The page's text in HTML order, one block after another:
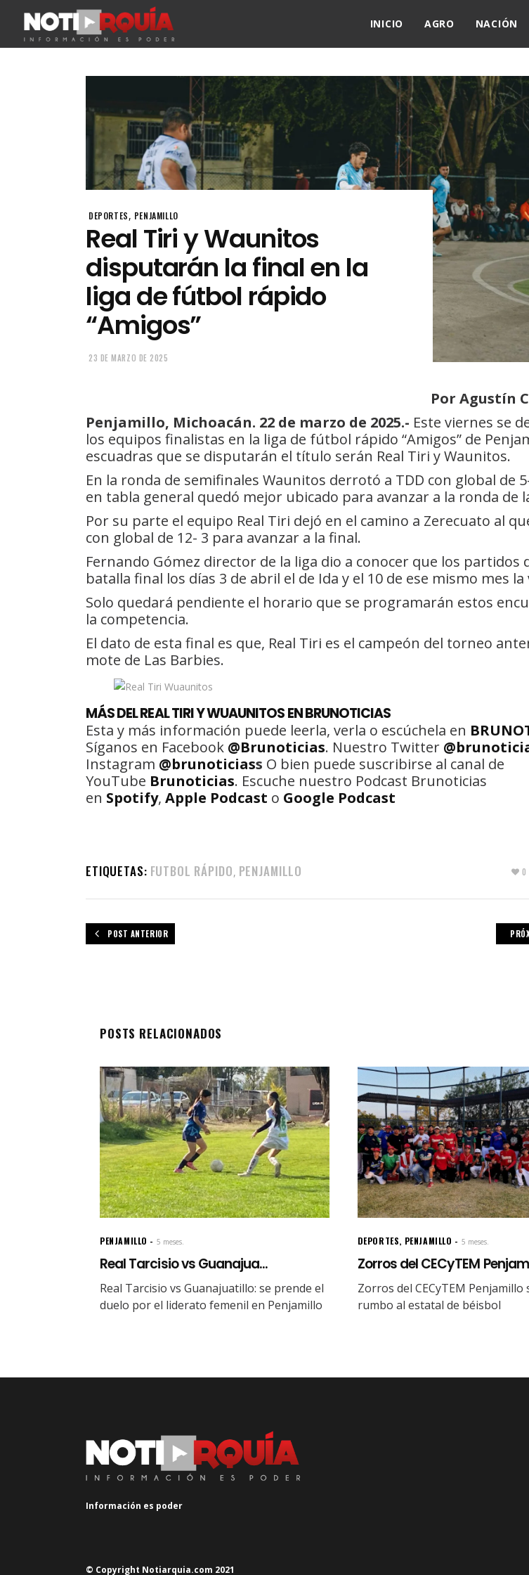
INICIO AGRO NACIÓN
DEPORTES, PENJAMILLO
Real Tiri y Waunitos
disputarán la final en la
liga de fútbol rápido
“Amigos”
23 DE MARZO DE 2025
Por Agustín
Penjamillo, Michoacán. 22 de marzo de 2025.- Este viernes se
los equipos finalistas en la liga de fútbol rápido “Amigos” de
escuadras que se disputarán el título serán Real Tiri y Waunitos.
En la ronda de semifinales Waunitos derrotó a TDD con global de
en tabla general quedó mejor ubicado para avanzar a la ronda de
Por su parte el equipo Real Tiri dejó en el camino a Zerecuato al
con global de 12- 3 para avanzar a la final.
Fernando Gómez director de la liga dio a conocer que los partidos
batalla final los días 3 de abril el de Ida y el 10 de ese mismo mes la
Solo quedará pendiente el horario que se programarán estos
la competencia.
El dato de esta final es que, Real Tiri es el campeón del torneo
mote de Las Barbies.
MÁS DEL REAL TIRI Y WUAUNITOS EN BRUNOTICIAS
Esta y más información puede leerla, verla o escúchela en
Síganos en Facebook @Brunoticias. Nuestro Twitter
Instagram @brunoticiass O bien puede suscribirse al canal de
YouTube Brunoticias. Escuche nuestro Podcast Brunoticias
en Spotify, Apple Podcast o Google Podcast
ETIQUETAS: FUTBOL RÁPIDO, PENJAMILLO 0
POST ANTERIOR
POSTS RELACIONADOS
PENJAMILLO 5 meses.
Real Tarcisio vs Guanajua...
Real Tarcisio vs Guanajuatillo: se prende el
duelo por el liderato femenil en Penjamillo
DEPORTES, PENJAMILLO 5 meses.
Zorros del CECyTEM
Zorros del CECyTEM Penjamillo
rumbo al estatal de béisbol
Información es poder
© Copyright Notiarquia.com 2021